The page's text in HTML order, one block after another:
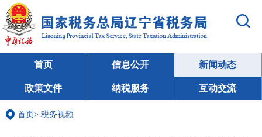
首页 信息公开 新闻动态
政策文件 纳税服务 互动交流
首页> 税务视频